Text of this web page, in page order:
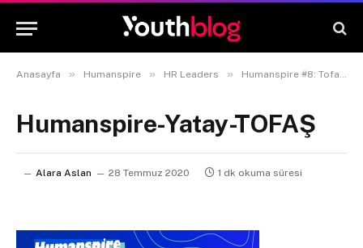
Anasayfa » Humanspire » HR Leaders » Humanspire #8: Tofaş İnsan Kaynakları Direktörü Burhan Çakır
Humanspire-Yatay-TOFAŞ
Alara Aslan 28 Temmuz 2020 1 dk okuma süresi